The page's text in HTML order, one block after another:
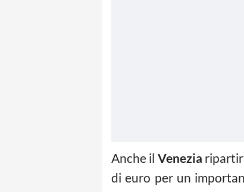
Anche il Venezia
di euro per un